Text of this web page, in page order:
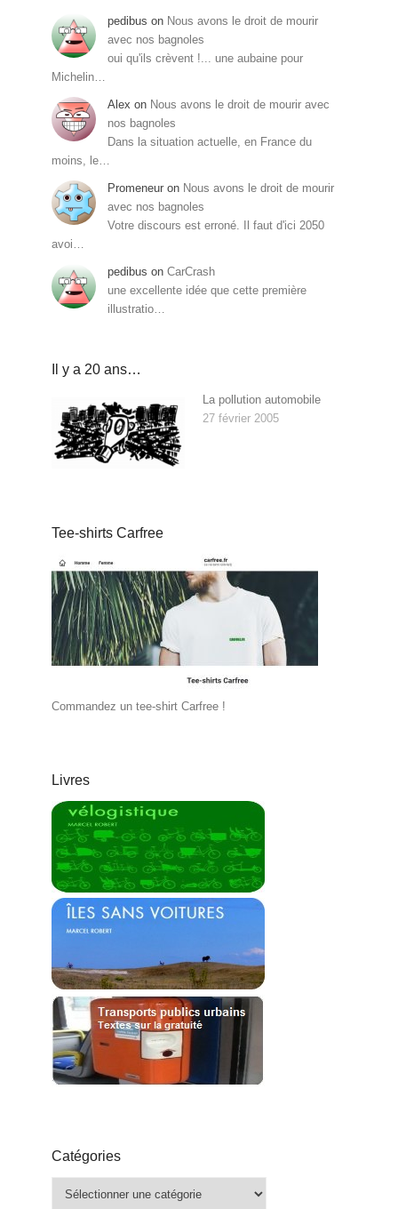
pedibus on Nous avons le droit de mourir
avec nos bagnoles
oui qu'ils crèvent !... une aubaine pour
Michelin…
Alex on Nous avons le droit de mourir avec
nos bagnoles
Dans la situation actuelle, en France du
moins, le…
Promeneur on Nous avons le droit de mourir
avec nos bagnoles
Votre discours est erroné. Il faut d'ici 2050
avoi…
pedibus on CarCrash
une excellente idée que cette première
illustratio…
Il y a 20 ans…
La pollution automobile
27 février 2005
Tee-shirts Carfree
Commandez un tee-shirt Carfree !
Livres
Catégories